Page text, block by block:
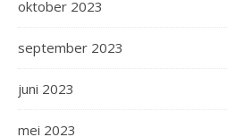
oktober 2023
september 2023
juni 2023
mei 2023